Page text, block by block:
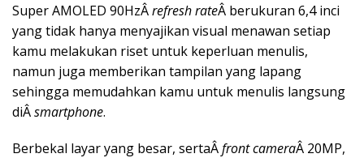
Super AMOLED 90HzÂrefresh rateÂ berukuran 6,4 inci
yang tidak hanya menyajikan visual menawan setiap
kamu melakukan riset untuk keperluan menulis,
namun juga memberikan tampilan yang lapang
sehingga memudahkan kamu untuk menulis langsung
diÂsmartphone.
Berbekal layar yang besar, sertaÂfront cameraÂ 20MP,